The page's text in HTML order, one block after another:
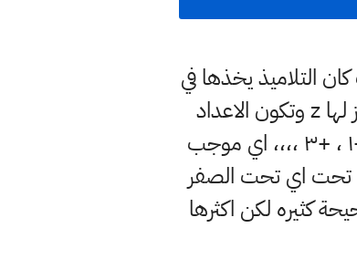
التلاميذ يخذها في
مرحلة المتوسطة والاعداد الصحيحة هي مجموعة الاعداد السالبة والموجبة والصفر ويرمز لها z وتكون الاعداد
الصحيحة الموجبة على يمين الصفر والتي تكون فوق اي فوق الصفر وتكتب بهذا الشكل +١ ، +٣ ،،،، اي موجب
تحت اي تحت الصفر
كثيره لكن اكثرها